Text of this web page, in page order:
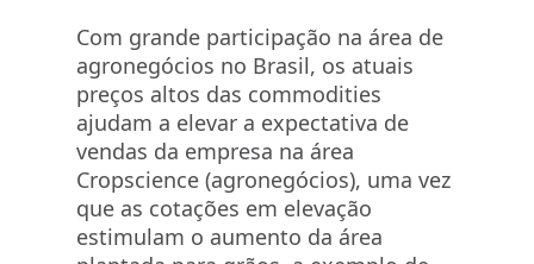
Com grande participação na área de
agronegócios no Brasil, os atuais
preços altos das commodities
ajudam a elevar a expectativa de
vendas da empresa na área
Cropscience (agronegócios), uma vez
que as cotações em elevação
estimulam o aumento da área